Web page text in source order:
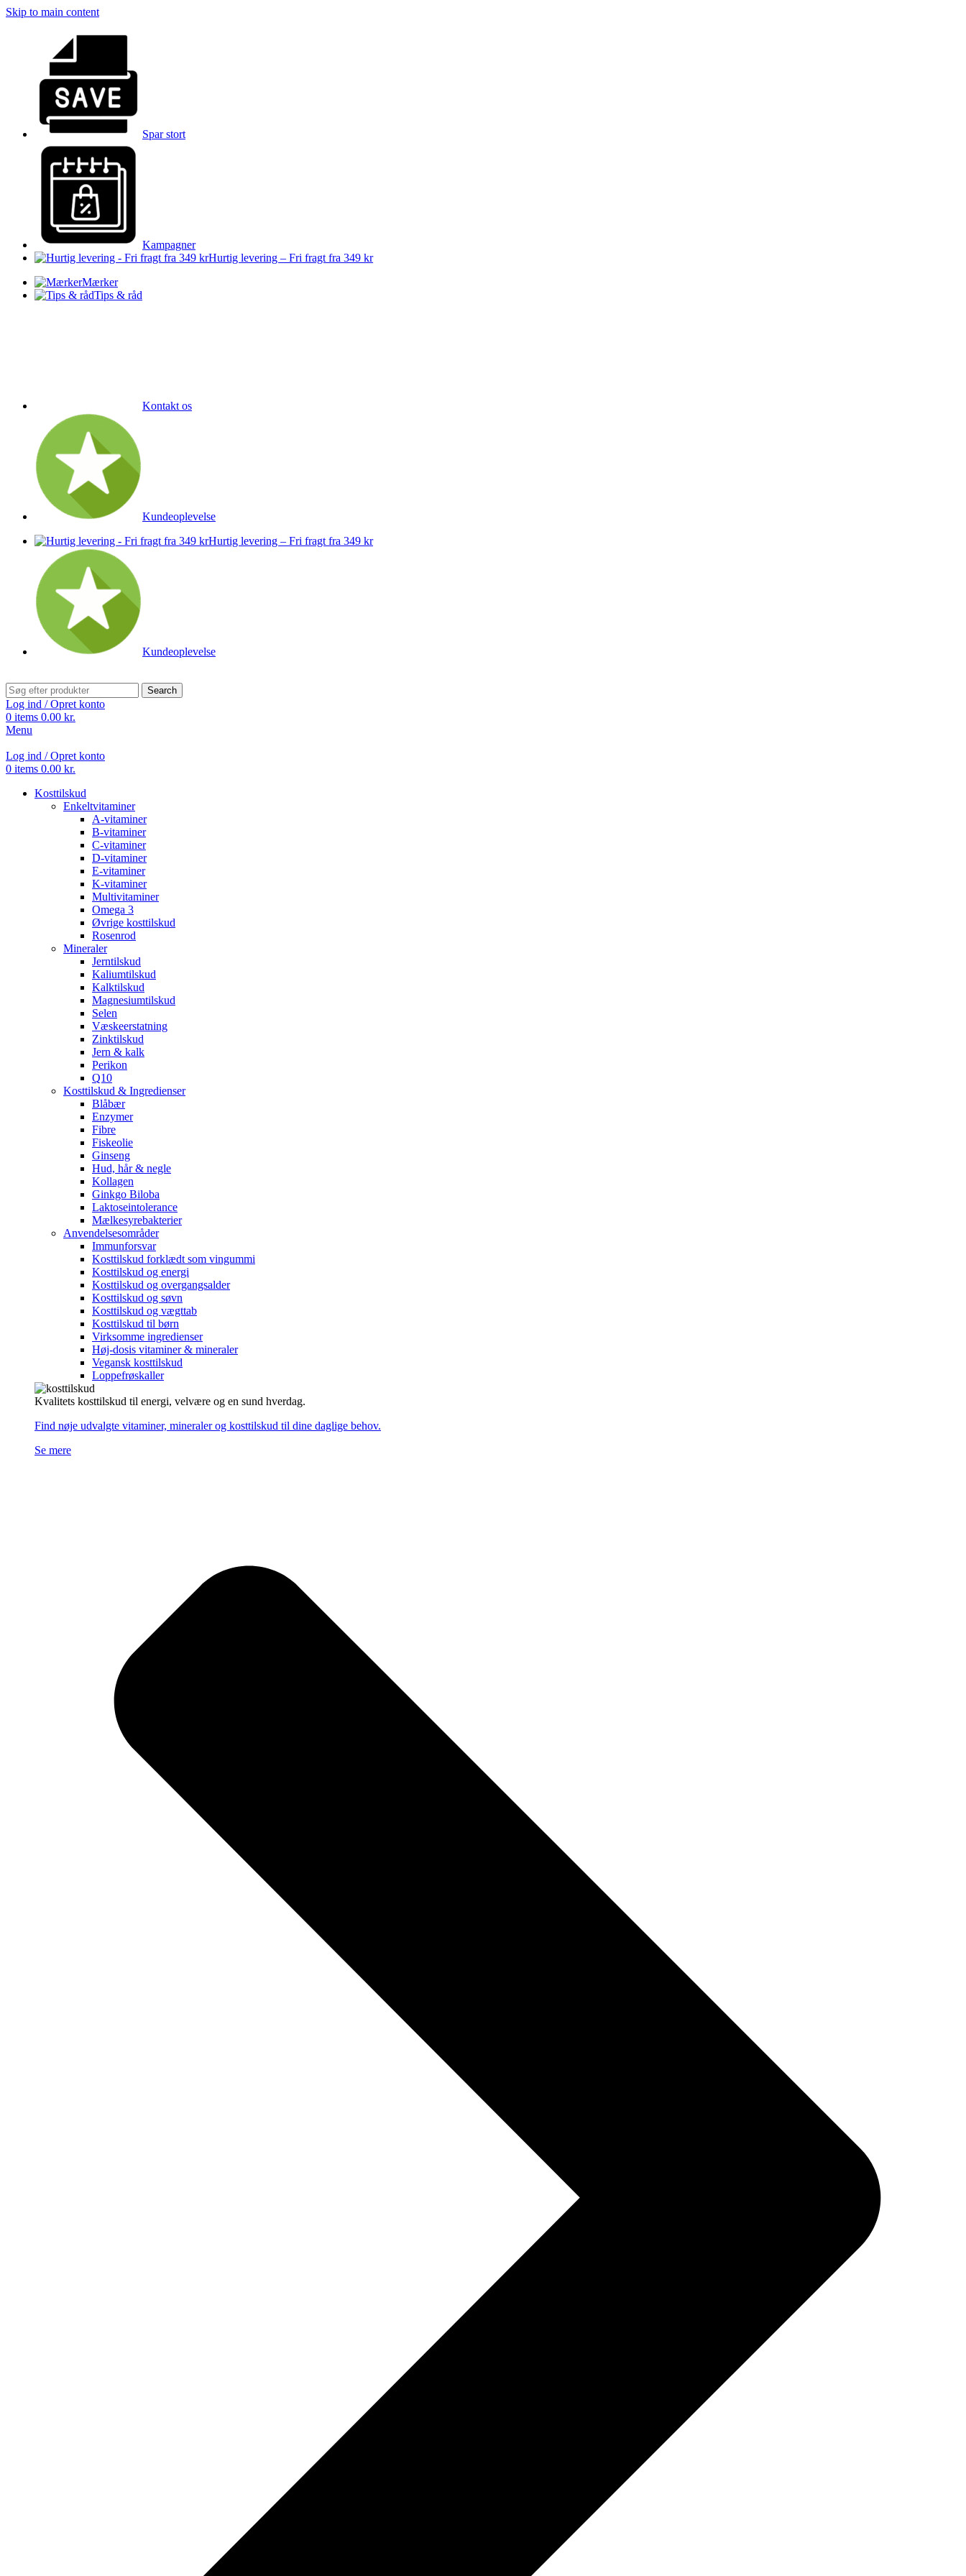
Skip to main content
Spar stort
Kampagner
Hurtig levering – Fri fragt fra 349 kr
Mærker
Tips & råd
Kontakt os
Kundeoplevelse
Hurtig levering – Fri fragt fra 349 kr
Kundeoplevelse
Search
Log ind / Opret konto
0 items 0.00 kr.
Menu
Log ind / Opret konto
0 items 0.00 kr.
Kosttilskud
Enkeltvitaminer
A-vitaminer
B-vitaminer
C-vitaminer
D-vitaminer
E-vitaminer
K-vitaminer
Multivitaminer
Omega 3
Øvrige kosttilskud
Rosenrod
Mineraler
Jerntilskud
Kaliumtilskud
Kalktilskud
Magnesiumtilskud
Selen
Væskeerstatning
Zinktilskud
Jern & kalk
Perikon
Q10
Kosttilskud & Ingredienser
Blåbær
Enzymer
Fibre
Fiskeolie
Ginseng
Hud, hår & negle
Kollagen
Ginkgo Biloba
Laktoseintolerance
Mælkesyrebakterier
Anvendelsesområder
Immunforsvar
Kosttilskud forklædt som vingummi
Kosttilskud og energi
Kosttilskud og overgangsalder
Kosttilskud og søvn
Kosttilskud og vægttab
Kosttilskud til børn
Virksomme ingredienser
Høj-dosis vitaminer & mineraler
Vegansk kosttilskud
Loppefrøskaller
Kvalitets kosttilskud til energi, velvære og en sund hverdag.
Find nøje udvalgte vitaminer, mineraler og kosttilskud til dine daglige behov.
Se mere